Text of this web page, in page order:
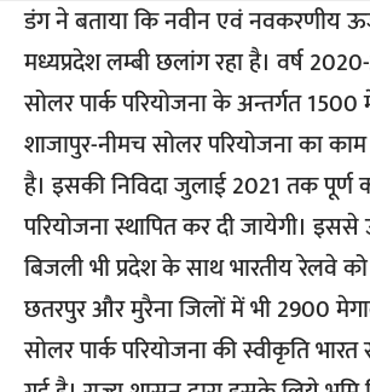
डंग ने बताया कि नवीन एवं नवकरणीय
मध्यप्रदेश लम्बी छलांग रहा है। वर्ष
सोलर पार्क परियोजना के अन्तर्गत
शाजापुर-नीमच सोलर परियोजना का
है। इसकी निविदा जुलाई 2021 तक पूर्ण
परियोजना स्थापित कर दी जायेगी। इससे
बिजली भी प्रदेश के साथ भारतीय रेलवे को
छतरपुर और मुरैना जिलों में भी 2900
सोलर पार्क परियोजना की स्वीकृति